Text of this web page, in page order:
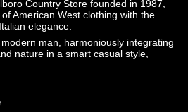
Country Store founded in 1987,
American West clothing with the
elegance.
man, harmoniously integrating
nature in a smart casual style,